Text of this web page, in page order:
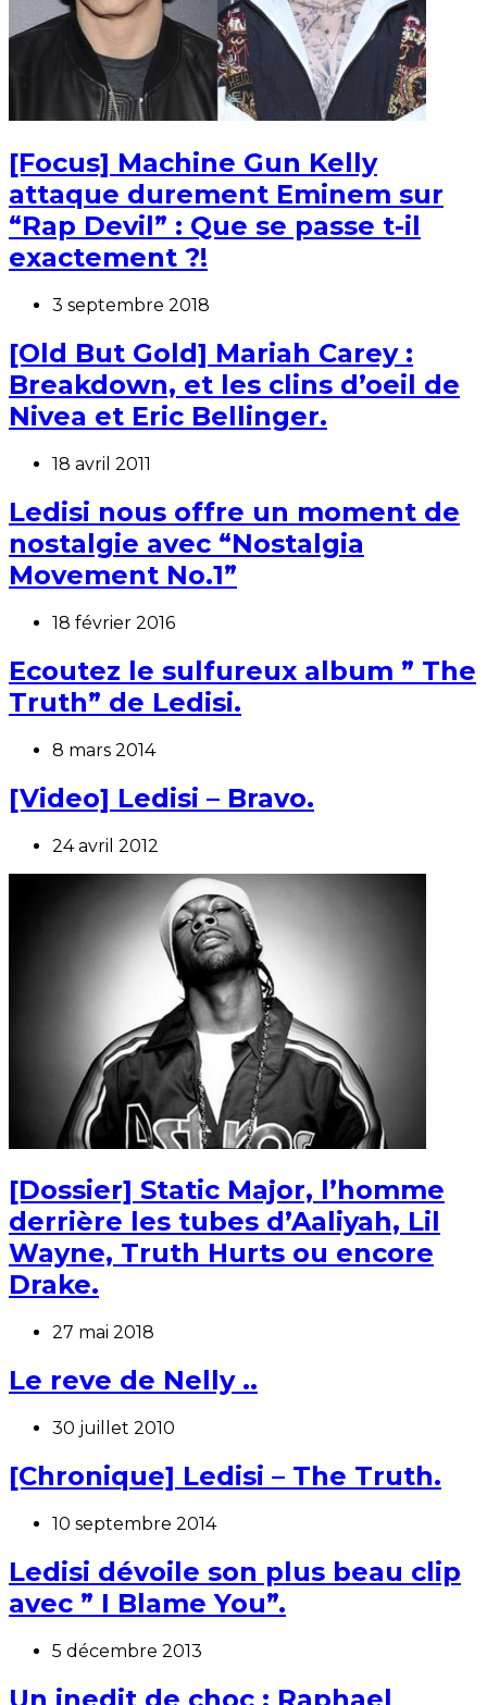
[Focus] Machine Gun Kelly
attaque durement Eminem sur
“Rap Devil” : Que se passe t-il
exactement ?!
3 septembre 2018
[Old But Gold] Mariah Carey :
Breakdown, et les clins d’oeil de
Nivea et Eric Bellinger.
18 avril 2011
Ledisi nous offre un moment de
nostalgie avec “Nostalgia
Movement No.1”
18 février 2016
Ecoutez le sulfureux album ” The
Truth” de Ledisi.
8 mars 2014
[Video] Ledisi – Bravo.
24 avril 2012
[Dossier] Static Major, l’homme
derrière les tubes d’Aaliyah, Lil
Wayne, Truth Hurts ou encore
Drake.
27 mai 2018
Le reve de Nelly ..
30 juillet 2010
[Chronique] Ledisi – The Truth.
10 septembre 2014
Ledisi dévoile son plus beau clip
avec ” I Blame You”.
5 décembre 2013
Un inedit de choc : Raphael